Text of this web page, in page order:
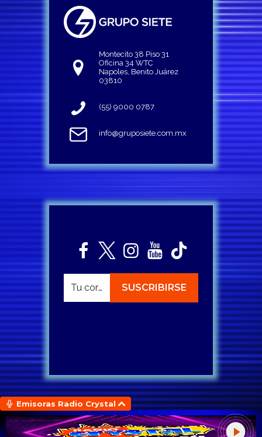
Montecito 38 Piso 31
Oficina 34 WTC
Napoles, Benito Juárez
03810
(55) 9000 0787
info@gruposiete.com.mx
Emisoras Radio Crystal